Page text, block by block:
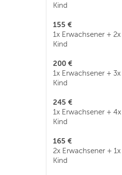
Kind
155 €
1x Erwachsener + 2x
Kind
200 €
1x Erwachsener + 3x
Kind
245 €
1x Erwachsener + 4x
Kind
165 €
2x Erwachsener + 1x
Kind